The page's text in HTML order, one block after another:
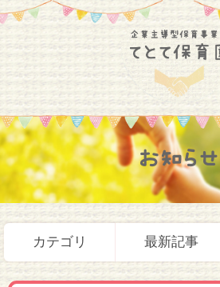
お知らせ
カテゴリ 最新記事